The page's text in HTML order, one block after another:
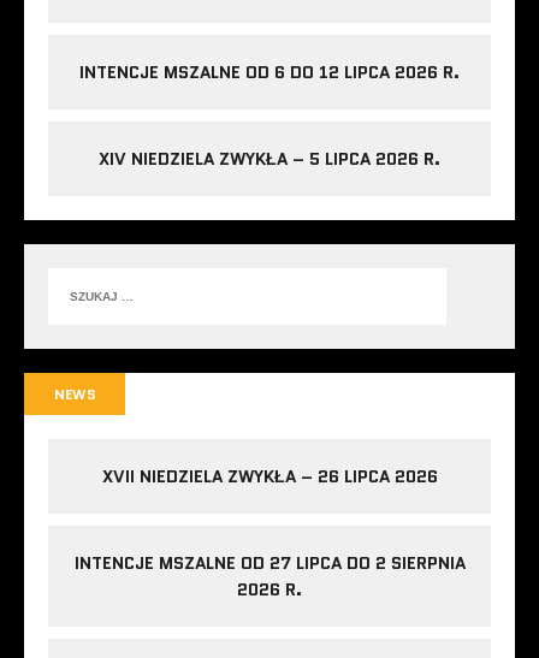
INTENCJE MSZALNE OD 6 DO 12 LIPCA 2026 R.
XIV NIEDZIELA ZWYKŁA – 5 LIPCA 2026 R.
NEWS
XVII NIEDZIELA ZWYKŁA – 26 LIPCA 2026
INTENCJE MSZALNE OD 27 LIPCA DO 2 SIERPNIA
2026 R.